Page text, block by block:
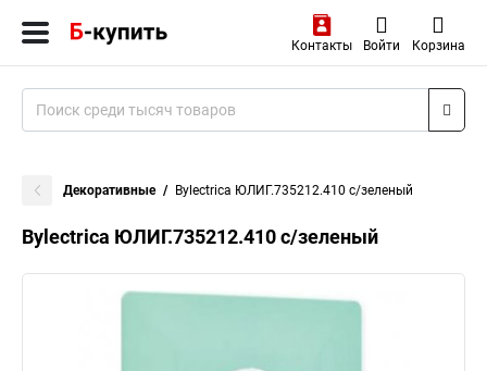
Контакты Войти Корзина
Декоративные Bylectrica ЮЛИГ.735212.410 с/зеленый
Bylectrica ЮЛИГ.735212.410 с/зеленый